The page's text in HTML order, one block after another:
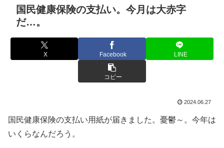
国民健康保険の支払い。今月は大赤字
だ…。
X Facebook LINE
コピー
2024.06.27
国民健康保険の支払い用紙が届きました。憂鬱～。今年は
いくらなんだろう。